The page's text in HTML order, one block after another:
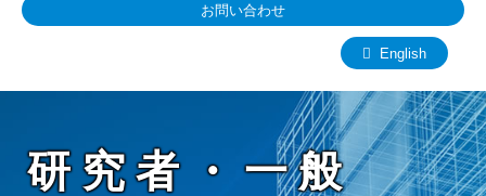
お問い合わせ
English
研究者・一般